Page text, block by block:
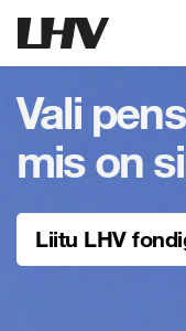
Vali
mis on
Liitu LHV